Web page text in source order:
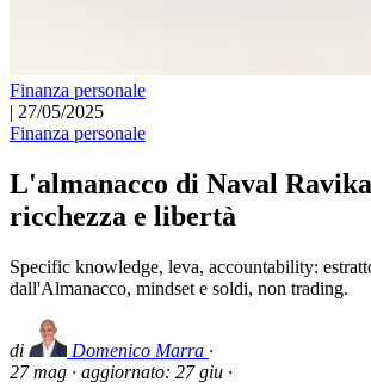
Finanza personale
| 27/05/2025
Finanza personale
L'almanacco di Naval
ricchezza e libertà
Specific knowledge, leva, accountability:
dall'Almanacco, mindset e soldi, non trading.
di Domenico Marra ·
27 mag · aggiornato: 27 giu ·